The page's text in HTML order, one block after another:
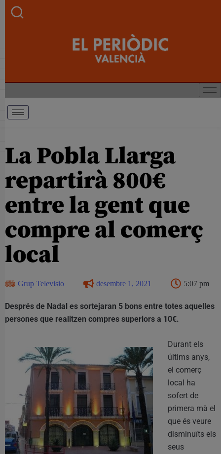
La Pobla Llarga
repartirà 800€
entre la gent que
compre al comerç
local
Grup Televisio desembre 1, 2021 5:07 pm
Després de Nadal es sortejaran 5 bons entre totes aquelles
persones que realitzen compres superiors a 10€.
Durant els
últims anys,
el comerç
local ha
sofert de
primera mà el
que és veure
disminuïts els
seus